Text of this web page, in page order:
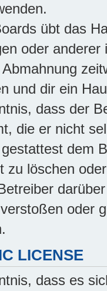
übt das
oder
und dir ein
dass der
die er nicht
dem
zu löschen
oder
LICENSE
dass es